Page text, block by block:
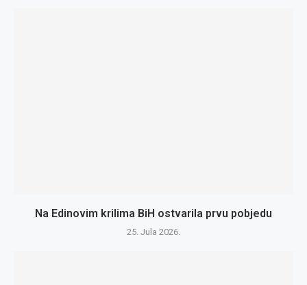
Na Edinovim krilima BiH ostvarila prvu pobjedu
25. Jula 2026.